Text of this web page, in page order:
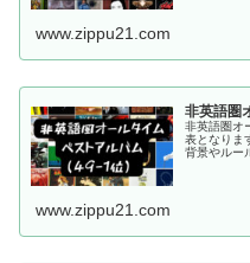
www.zippu21.com
非英語圏
非英語圏オ
表となりま
背景やルー
www.zippu21.com